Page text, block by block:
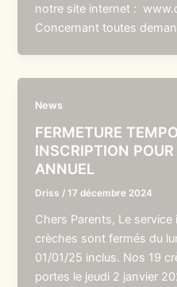
notre site internet :
Concernant toutes
News
FERMETURE
INSCRIPTION
ANNUEL
Driss /17 décembre 2024
Chers Parents, Le
crèches sont fermés du
01/01/25 inclus. Nos 19
portes le jeudi 2 janvier